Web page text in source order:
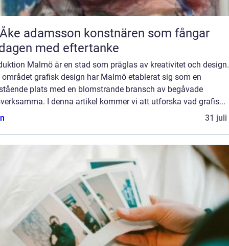
konstnären som fångar
med eftertanke
Malmö är en stad som präglas av kreativitet och design.
området grafisk design har Malmö etablerat sig som en
plats med en blomstrande bransch av begåvade
I denna artikel kommer vi att utforska vad grafis...
31 juli